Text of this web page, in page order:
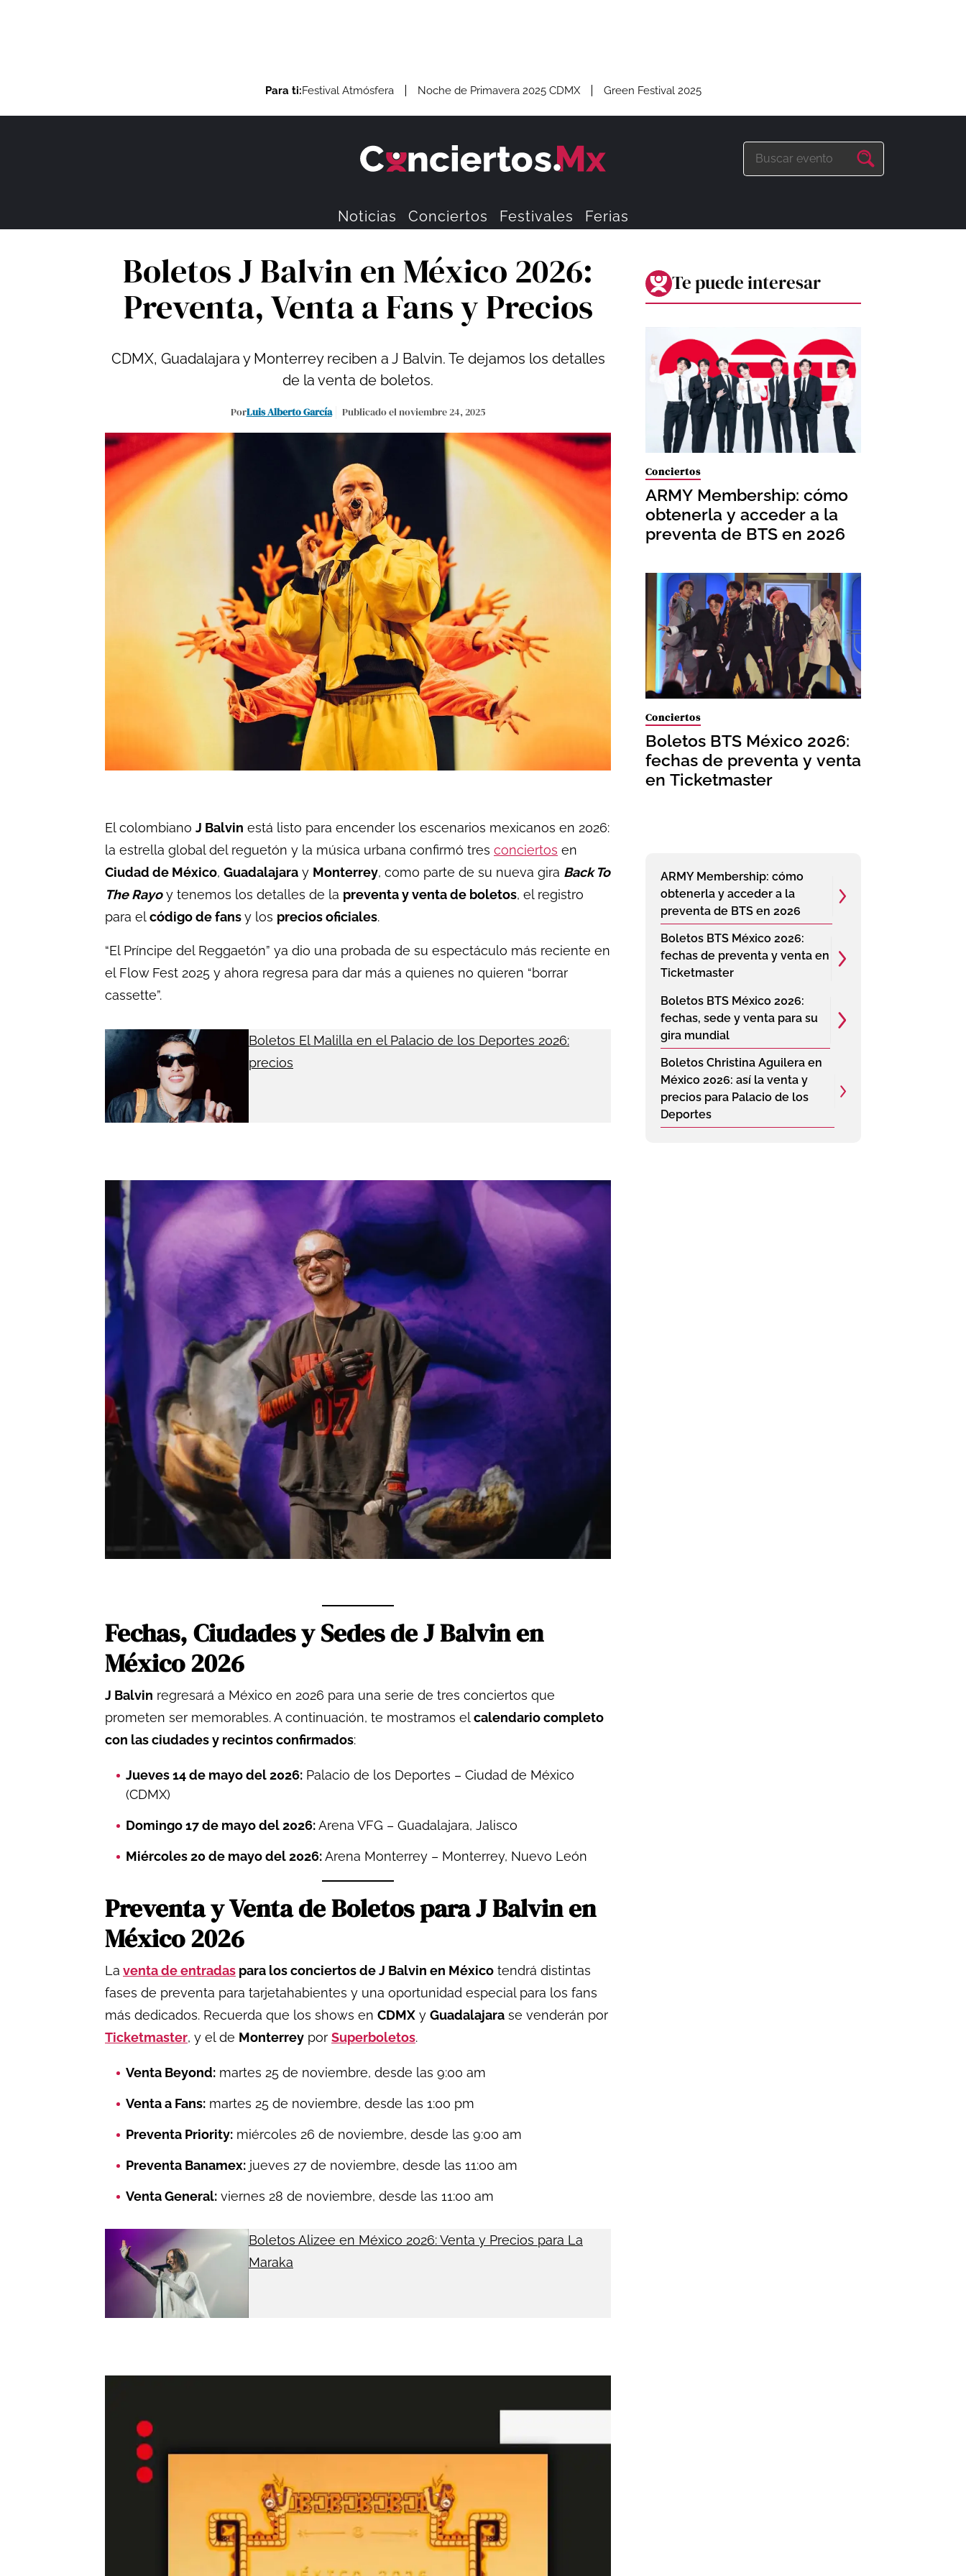
Para ti:Festival Atmósfera Noche de Primavera 2025 CDMX Green Festival 2025
Noticias Conciertos Festivales Ferias
Boletos J Balvin en México 2026:
Preventa, Venta a Fans y Precios
CDMX, Guadalajara y Monterrey reciben a J Balvin. Te dejamos los detalles
de la venta de boletos.
PorLuis Alberto García Publicado el noviembre 24, 2025
El colombiano J Balvin está listo para encender los escenarios mexicanos en 2026:
la estrella global del reguetón y la música urbana confirmó tres conciertos en
Ciudad de México, Guadalajara y Monterrey, como parte de su nueva gira Back To
The Rayoy tenemos los detalles de la preventa y venta de boletos, el registro
para elcódigo de fansy los precios oficiales.
“El Príncipe del Reggaetón” ya dio una probada de su espectáculo más reciente en
el Flow Fest 2025 y ahora regresa para dar más a quienes no quieren “borrar
cassette”.
Boletos El Malilla en el Palacio de los Deportes 2026:
precios
Fechas, Ciudades y Sedes de J Balvin en
México 2026
J Balvin regresará a México en 2026 para una serie de tres conciertos que
prometen ser memorables. A continuación, te mostramos elcalendario completo
con las ciudades y recintos confirmados:
Jueves 14 de mayo del 2026: Palacio de los Deportes – Ciudad de México
(CDMX)
Domingo 17 de mayo del 2026:Arena VFG – Guadalajara, Jalisco
Miércoles 20 de mayo del 2026:Arena Monterrey – Monterrey, Nuevo León
Preventa y Venta de Boletos para J Balvin en
México 2026
La venta de entradas para los conciertos de J Balvin en México tendrá distintas
fases de preventa para tarjetahabientes y una oportunidad especial para los fans
más dedicados. Recuerda que los shows en CDMX y Guadalajara se venderán por
Ticketmaster, y el de Monterrey por Superboletos.
Venta Beyond: martes 25 de noviembre, desde las 9:00 am
Venta a Fans: martes 25 de noviembre, desde las 1:00 pm
Preventa Priority: miércoles 26 de noviembre, desde las 9:00 am
Preventa Banamex: jueves 27 de noviembre, desde las 11:00 am
Venta General: viernes 28 de noviembre, desde las 11:00 am
Boletos Alizee en México 2026: Venta y Precios para La
Maraka
Te puede interesar
Conciertos
ARMY Membership: cómo
obtenerla y acceder a la
preventa de BTS en 2026
Conciertos
Boletos BTS México 2026:
fechas de preventa y venta
en Ticketmaster
ARMY Membership: cómo
obtenerla y acceder a la
preventa de BTS en 2026
Boletos BTS México 2026:
fechas de preventa y venta en
Ticketmaster
Boletos BTS México 2026:
fechas, sede y venta para su
gira mundial
Boletos Christina Aguilera en
México 2026: así la venta y
precios para Palacio de los
Deportes